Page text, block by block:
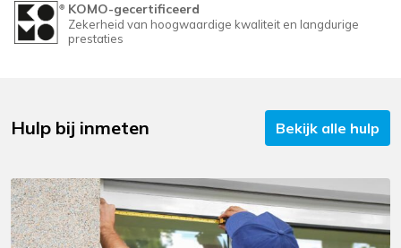
KOMO-gecertificeerd
Zekerheid van hoogwaardige kwaliteit en langdurige
prestaties
Hulp bij inmeten Bekijk alle hulp